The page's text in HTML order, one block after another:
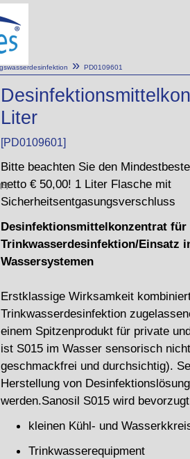
» PD0109601
Liter
[PD0109601]
Bitte beachten Sie den
netto € 50,00! 1 Liter Flasche mit
Sicherheitsentgasungsverschluss
Desinfektionsmittelkonzentrat für
Trinkwasserdesinfektion/Einsatz
Wassersystemen
Erstklassige Wirksamkeit
Trinkwasserdesinfektion
einem Spitzenprodukt für private
ist S015 im Wasser sensorisch
geschmackfrei und durchsichtig).
Herstellung von
werden.Sanosil S015 wird
kleinen Kühl- und
Trinkwasserequipment
(5)